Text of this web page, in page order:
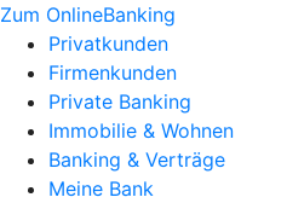
Zum OnlineBanking
Privatkunden
Firmenkunden
Private Banking
Immobilie & Wohnen
Banking & Verträge
Meine Bank